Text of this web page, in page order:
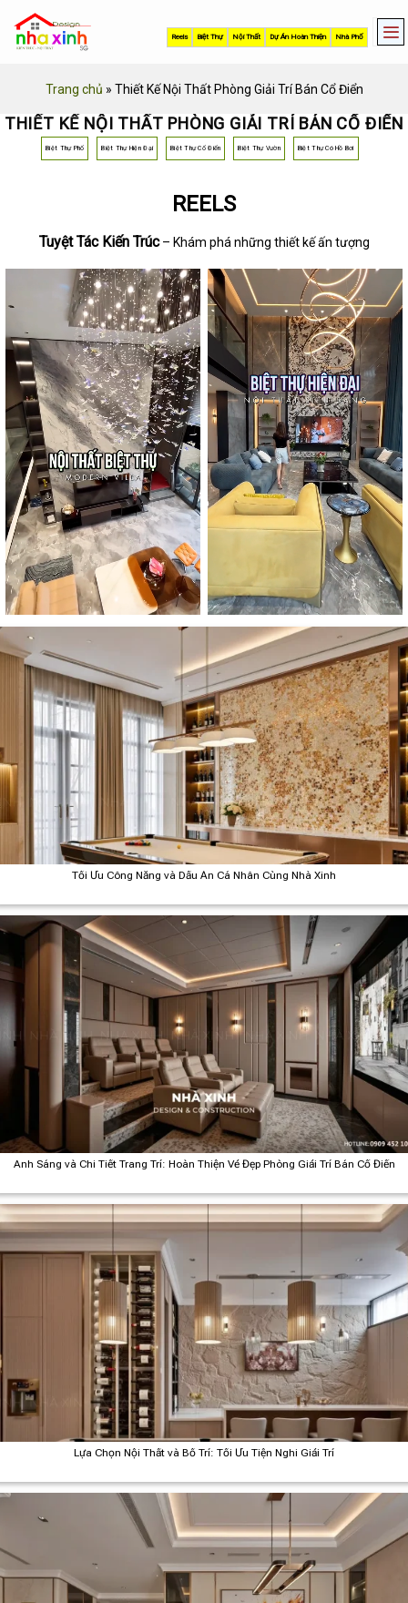
content
Trang chủ » Thiết Kế Nội Thất Phòng Giải Trí Bán Cổ Điển
THIẾT KẾ NỘI THẤT PHÒNG GIẢI TRÍ BÁN CỔ ĐIỂN
Biệt Thự Phố Biệt Thự Hiện Đại Biệt Thự Cổ Điển Biệt Thự Vườn Biệt Thự Có Hồ Bơi
REELS
Tuyệt Tác Kiến Trúc– Khám phá những thiết kế ấn tượng
Tối Ưu Công Năng và Dấu Ấn Cá Nhân Cùng Nhà Xinh
Ánh Sáng và Chi Tiết Trang Trí: Hoàn Thiện Vẻ Đẹp Phòng Giải Trí Bán Cổ Điển
Lựa Chọn Nội Thất và Bố Trí: Tối Ưu Tiện Nghi Giải Trí
Nhà Phố
Dự Án Hoàn Thiện
Nội Thất
Biệt Thự
Reels